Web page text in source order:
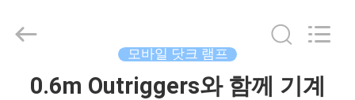
2026
모바일 닷크 램프
0.6m Outriggers와 함께 기계